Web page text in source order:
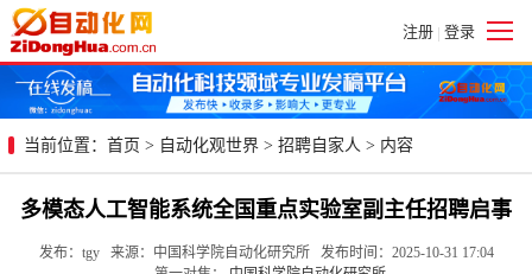
注册 | 登录
当前位置： 首页 > 自动化观世界 > 招聘自家人 > 内容
多模态人工智能系统全国重点实验室副主任招聘启事
发布：tgy 来源：中国科学院自动化研究所 发布时间：2025-10-31 17:04